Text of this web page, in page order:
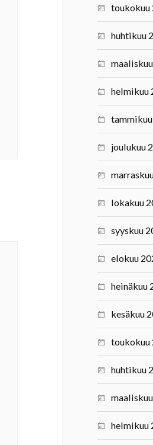
toukokuu
huhtikuu
helmikuu
joulukuu
lokakuu
syyskuu
elokuu
heinäkuu
kesäkuu
toukokuu
huhtikuu
helmikuu